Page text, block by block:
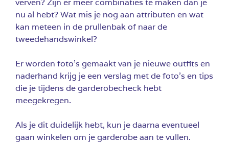
nu al hebt? Wat mis je nog aan attributen en wat
kan meteen in de prullenbak of naar de
tweedehandswinkel?
Er worden foto’s gemaakt van je nieuwe outfits en
naderhand krijg je een verslag met de foto’s en tips
die je tijdens de garderobecheck hebt
meegekregen.
Als je dit duidelijk hebt, kun je daarna eventueel
gaan winkelen om je garderobe aan te vullen.